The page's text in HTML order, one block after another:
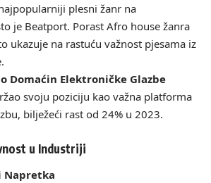
plesni žanr na
je Beatport. Porast Afro house žanra
ukazuje na rastuću važnost pjesama iz
Domaćin Elektroničke Glazbe
svoju poziciju kao važna platforma
bilježeći rast od 24% u 2023.
u Industriji
Napretka